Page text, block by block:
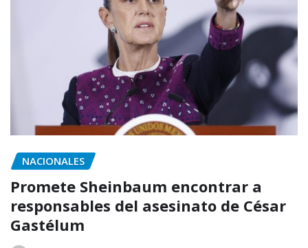
NACIONALES
Promete Sheinbaum encontrar a
responsables del asesinato de César
Gastélum